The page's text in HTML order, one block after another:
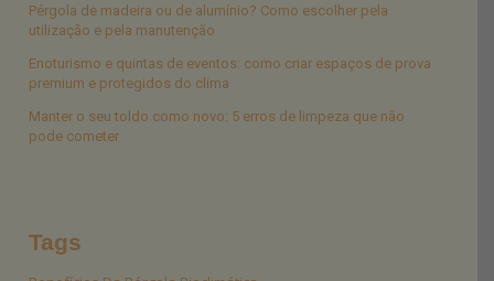
Pérgola de madeira ou de alumínio? Como escolher pela
utilização e pela manutenção
Enoturismo e quintas de eventos: como criar espaços de prova
premium e protegidos do clima
Manter o seu toldo como novo: 5 erros de limpeza que não
pode cometer
Tags